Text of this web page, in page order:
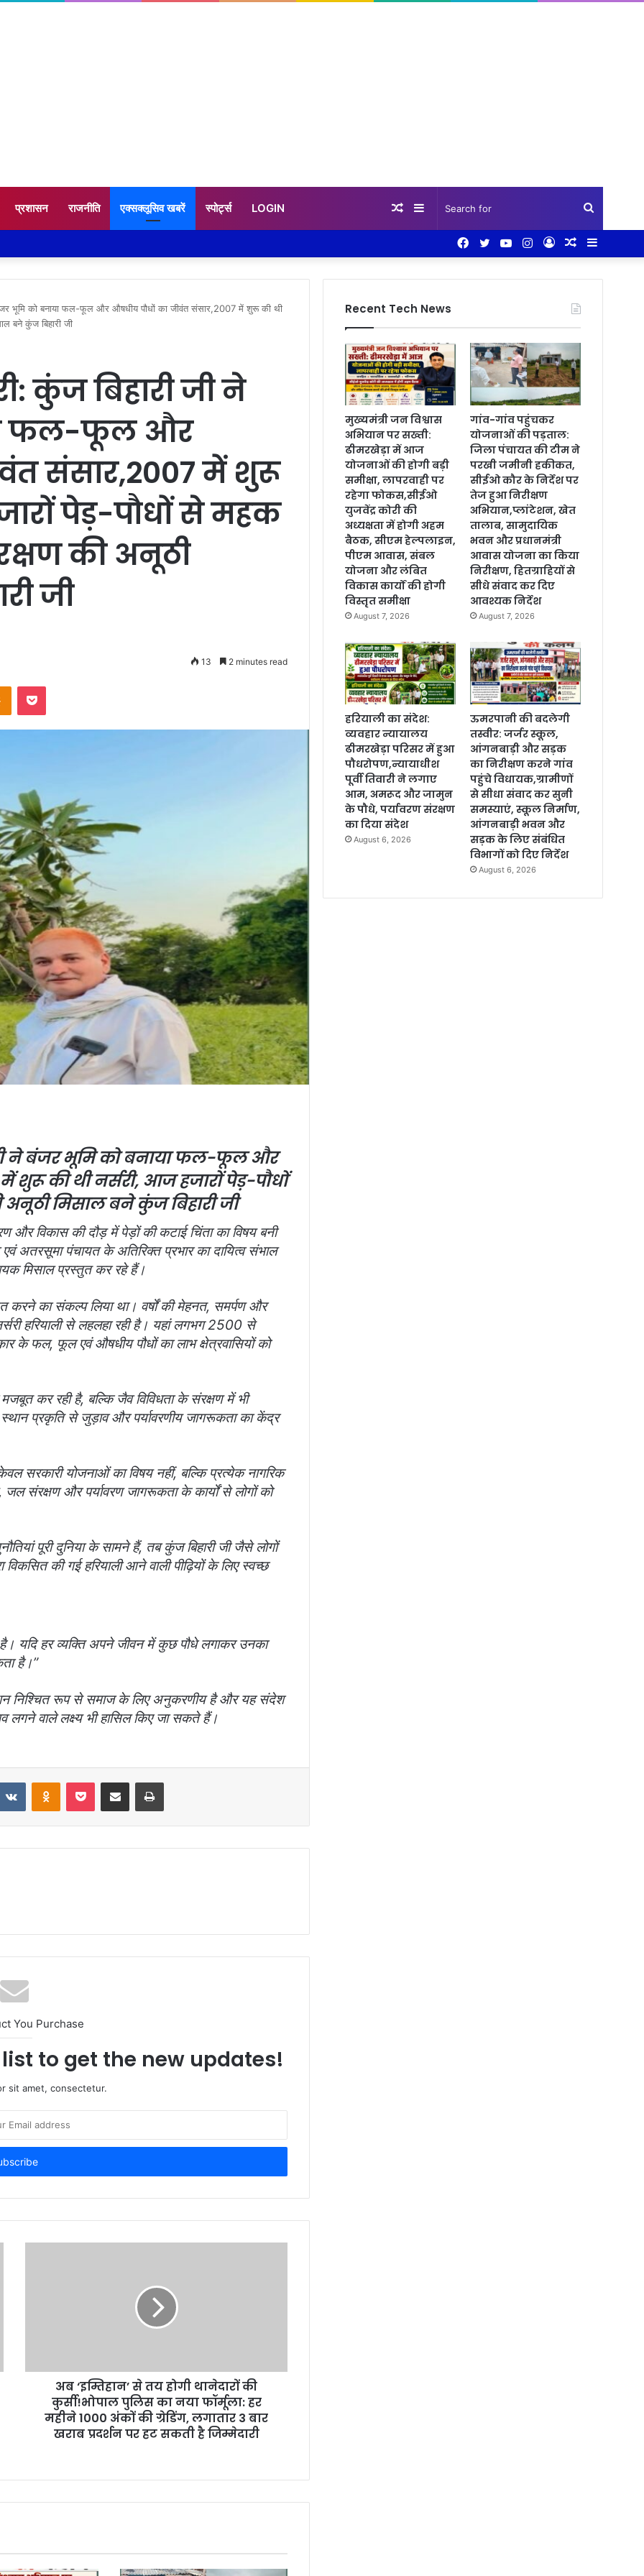
प्रशासन राजनीति एक्सक्लूसिव खबरें स्पोर्ट्स LOGIN
for
Sidebar
Random
Random
Log
Instagram
YouTube
Twitter
Facebook
बंजर भूमि को बनाया फल-फूल और औषधीय पौधों का जीवंत संसार,2007 में शुरू की थी
बने कुंज बिहारी जी
कुंज बिहारी जी ने
फल-फूल और
संसार,2007 में शुरू
पेड़-पौधों से महक
की अनूठी
जी
13 2 minutes read
जी ने बंजर भूमि को बनाया फल-फूल और
शुरू की थी नर्सरी, आज हजारों पेड़-पौधों
अनूठी मिसाल बने कुंज बिहारी जी
विकास की दौड़ में पेड़ों की कटाई चिंता का विषय बनी
अतरसूमा पंचायत के अतिरिक्त प्रभार का दायित्व संभाल
मिसाल प्रस्तुत कर रहे हैं।
करने का संकल्प लिया था। वर्षों की मेहनत, समर्पण और
हरियाली से लहलहा रही है। यहां लगभग 2500 से
के फल, फूल एवं औषधीय पौधों का लाभ क्षेत्रवासियों को
कर रही है, बल्कि जैव विविधता के संरक्षण में भी
स्थान प्रकृति से जुड़ाव और पर्यावरणीय जागरूकता का केंद्र
सरकारी योजनाओं का विषय नहीं, बल्कि प्रत्येक नागरिक
जल संरक्षण और पर्यावरण जागरूकता के कार्यों से लोगों को
पूरी दुनिया के सामने हैं, तब कुंज बिहारी जी जैसे लोगों
की गई हरियाली आने वाली पीढ़ियों के लिए स्वच्छ
यदि हर व्यक्ति अपने जीवन में कुछ पौधे लगाकर उनका
है।”
निश्चित रूप से समाज के लिए अनुकरणीय है और यह संदेश
वाले लक्ष्य भी हासिल किए जा सकते हैं।
You Purchase
to get the new updates!
sit amet, consectetur.
अब ‘इम्तिहान’ से तय होगी थानेदारों की
कुर्सी!भोपाल पुलिस का नया फॉर्मूला: हर
महीने 1000 अंकों की ग्रेडिंग, लगातार 3 बार
खराब प्रदर्शन पर हट सकती है जिम्मेदारी
Recent Tech News
मुख्यमंत्री जन विश्वास
अभियान पर सख्ती:
ढीमरखेड़ा में आज
योजनाओं की होगी बड़ी
समीक्षा, लापरवाही पर
रहेगा फोकस,सीईओ
युजवेंद्र कोरी की
अध्यक्षता में होगी अहम
बैठक, सीएम हेल्पलाइन,
पीएम आवास, संबल
योजना और लंबित
विकास कार्यों की होगी
विस्तृत समीक्षा
August 7, 2026
गांव-गांव पहुंचकर
योजनाओं की पड़ताल:
जिला पंचायत की टीम ने
परखी जमीनी हकीकत,
सीईओ कौर के निर्देश पर
तेज हुआ निरीक्षण
अभियान,प्लांटेशन, खेत
तालाब, सामुदायिक
भवन और प्रधानमंत्री
आवास योजना का किया
निरीक्षण, हितग्राहियों से
सीधे संवाद कर दिए
आवश्यक निर्देश
August 7, 2026
हरियाली का संदेश:
व्यवहार न्यायालय
ढीमरखेड़ा परिसर में हुआ
पौधरोपण,न्यायाधीश
पूर्वी तिवारी ने लगाए
आम, अमरूद और जामुन
के पौधे, पर्यावरण संरक्षण
का दिया संदेश
August 6, 2026
ऊमरपानी की बदलेगी
तस्वीर: जर्जर स्कूल,
आंगनबाड़ी और सड़क
का निरीक्षण करने गांव
पहुंचे विधायक,ग्रामीणों
से सीधा संवाद कर सुनी
समस्याएं, स्कूल निर्माण,
आंगनबाड़ी भवन और
सड़क के लिए संबंधित
विभागों को दिए निर्देश
August 6, 2026